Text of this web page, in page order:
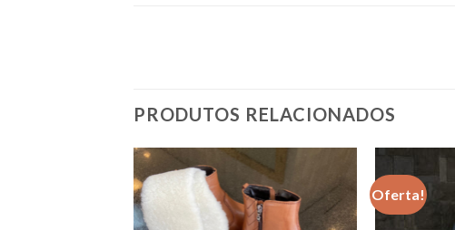
PRODUTOS RELACIONADOS
Oferta!